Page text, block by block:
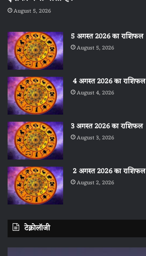
August 5, 2026
5 अगस्त 2026 का राशिफल
August 5, 2026
4 अगस्त 2026 का राशिफल
August 4, 2026
3 अगस्त 2026 का राशिफल
August 3, 2026
2 अगस्त 2026 का राशिफल
August 2, 2026
टेक्नोलॉजी